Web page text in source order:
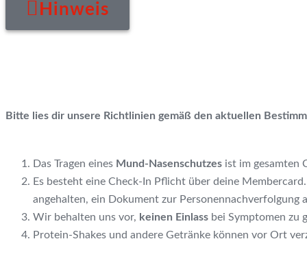
Hinweis
Bitte lies dir unsere Richtlinien gemäß den aktuellen
Das Tragen eines Mund-Nasenschutzes ist im gesamten
Es besteht eine Check-In Pflicht über deine
angehalten, ein Dokument zur Personennachverfolgung
Wir behalten uns vor, keinen Einlass bei Symptomen zu
Protein-Shakes und andere Getränke können vor Ort